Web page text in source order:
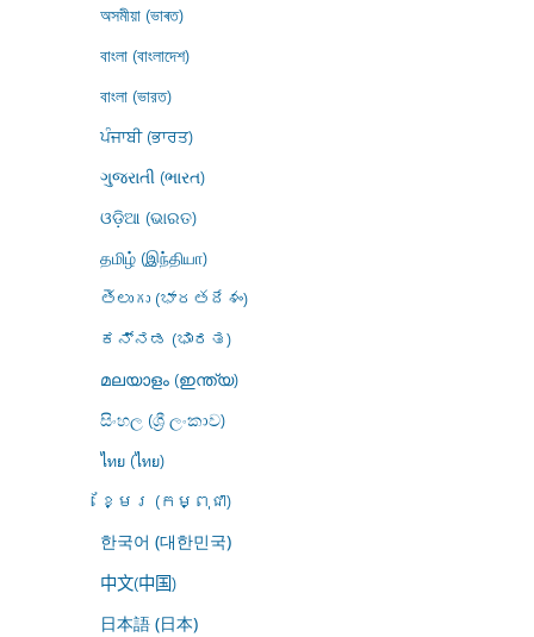
অসমীয়া (ভাৰত)
বাংলা (বাংলাদেশ)
বাংলা (ভারত)
ਪੰਜਾਬੀ (ਭਾਰਤ)
ગુજરાતી (ભારત)
ଓଡ଼ିଆ (ଭାରତ)
தமிழ் (இந்தியா)
తెలుగు (భారతదేశం)
ಕನ್ನಡ (ಭಾರತ)
മലയാളം (ഇന്ത്യ)
සිංහල (ශ්‍රී ලංකාව)
ไทย (ไทย)
ខ្មែរ (កម្ពុជា)
한국어 (대한민국)
中文(中国)
日本語 (日本)